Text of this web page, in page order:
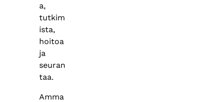
a,
tutkim
ista,
hoitoa
ja
seuran
taa.
Amma